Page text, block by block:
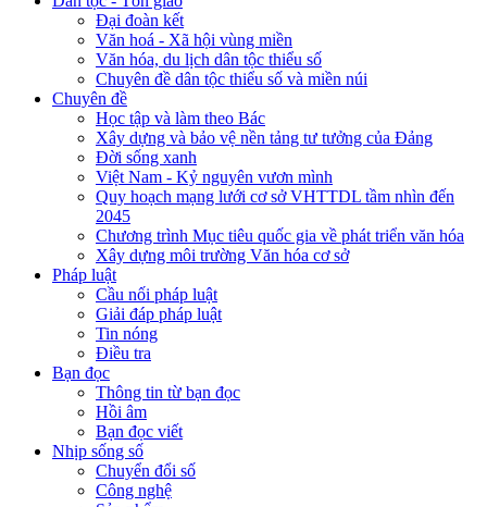
Đại đoàn kết
Văn hoá - Xã hội vùng miền
Văn hóa, du lịch dân tộc thiểu số
Chuyên đề dân tộc thiểu số và miền núi
Chuyên đề
Học tập và làm theo Bác
Xây dựng và bảo vệ nền tảng tư tưởng của Đảng
Đời sống xanh
Việt Nam - Kỷ nguyên vươn mình
Quy hoạch mạng lưới cơ sở VHTTDL tầm nhìn đến
2045
Chương trình Mục tiêu quốc gia về phát triển văn hóa
Xây dựng môi trường Văn hóa cơ sở
Pháp luật
Cầu nối pháp luật
Giải đáp pháp luật
Tin nóng
Điều tra
Bạn đọc
Thông tin từ bạn đọc
Hồi âm
Bạn đọc viết
Nhịp sống số
Chuyển đổi số
Công nghệ